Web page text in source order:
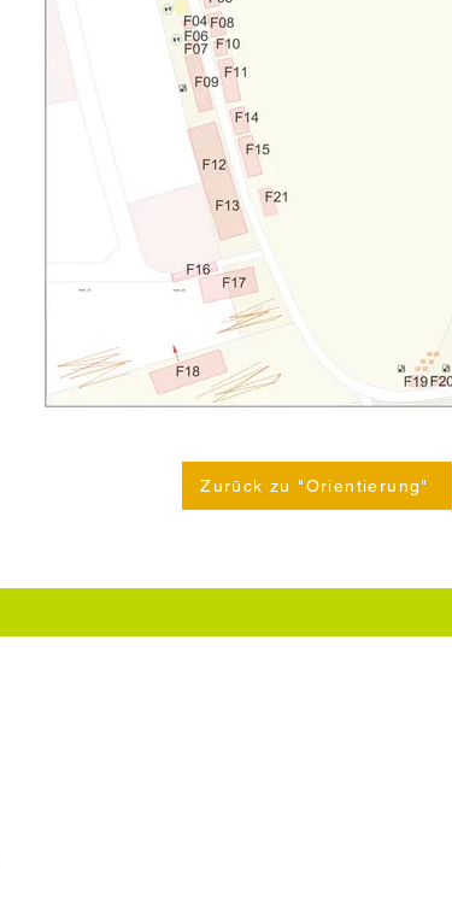
Zurück zu "Orientierung"